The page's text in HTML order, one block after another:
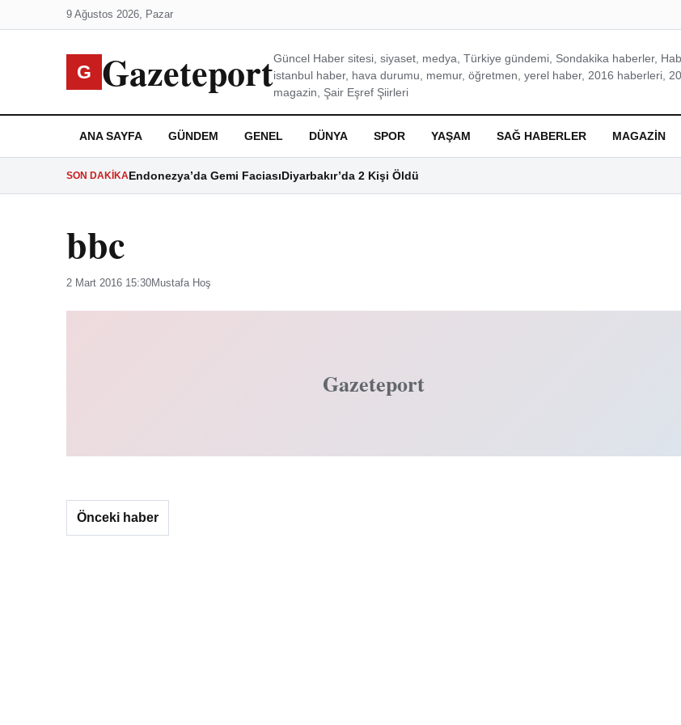
9 Ağustos 2026, Pazar
G GazeteportGüncel Haber sitesi, siyaset, medya, Türkiye gündemi, Sondakika haberler,
istanbul haber, hava durumu, memur, öğretmen, yerel haber, 2016 haberleri,
magazin, Şair Eşref Şiirleri
ANA SAYFA GÜNDEM GENEL DÜNYA SPOR YAŞAM SAĞ HABERLER MAGAZIN
SON DAKIKAEndonezya’da Gemi FaciasıDiyarbakır’da 2 Kişi Öldü
bbc
2 Mart 2016 15:30Mustafa Hoş
Gazeteport
Önceki haber